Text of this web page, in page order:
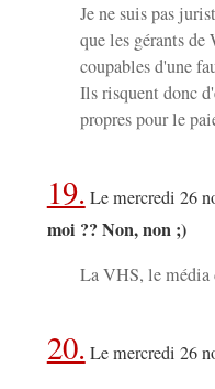
Je ne suis pas
que les gérants de
coupables d'une
Ils risquent donc
propres pour le
19. Le mercredi 26
moi ?? Non, non ;)
La VHS, le média
20. Le mercredi 26